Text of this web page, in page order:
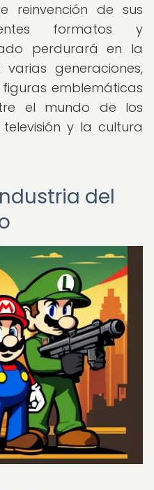
reinvención de sus
formatos y
perdurará en la
generaciones,
emblemáticas
el mundo de los
y la cultura
del